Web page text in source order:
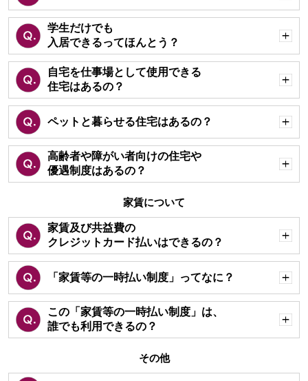
く
学生だけでも
入居できるってほんとう？
く
自宅を仕事場として使用できる
住宅はあるの？
く
ペットと暮らせる住宅はあるの？
く
高齢者や障がい者向けの住宅や
優遇制度はあるの？
く
家賃について
家賃及び共益費の
クレジットカード払いはできるの？
く
「家賃等の一時払い制度」ってなに？
く
この「家賃等の一時払い制度」は、
誰でも利用できるの？
く
その他